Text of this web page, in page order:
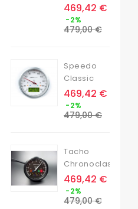
Prix
469,42 €
-2%
de
479,00 €
Speedo
Classic
Prix
469,42 €
-2%
de
479,00 €
Tacho
Chronoclassic
Prix
469,42 €
-2%
de
479,00 €